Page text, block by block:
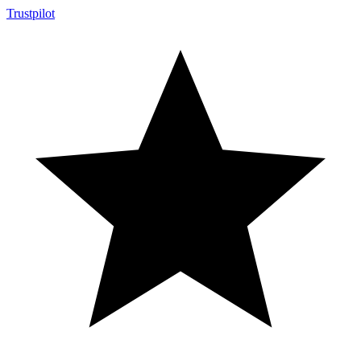
Trustpilot